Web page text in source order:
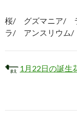
桜/ グズマニア/
ラ/ アンスリウム
1月22日の誕生